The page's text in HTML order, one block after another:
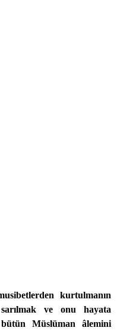
kurtulmanın
ve onu hayata
bütün Müslüman âlemini